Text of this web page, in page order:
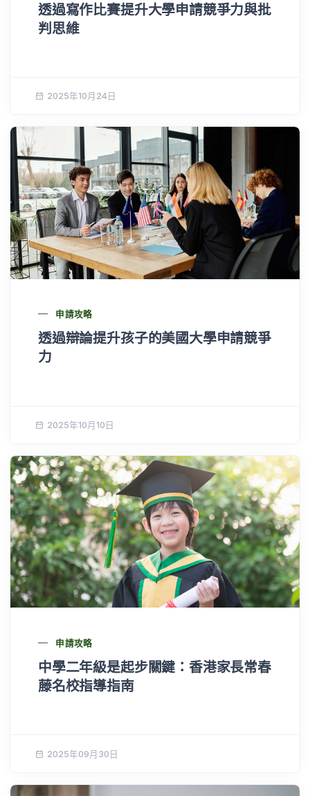
透過寫作比賽提升大學申請競爭力與批
判思維
2025年10月24日
申請攻略
透過辯論提升孩子的美國大學申請競爭
力
2025年10月10日
申請攻略
中學二年級是起步關鍵：香港家長常春
藤名校指導指南
2025年09月30日